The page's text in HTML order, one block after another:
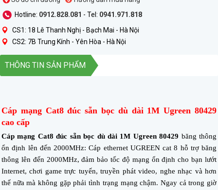
Hotline: 0912.828.081 - Tel: 0941.971.818
CS1: 18 Lê Thanh Nghị - Bạch Mai - Hà Nội
CS2: 7B Trung Kính - Yên Hòa - Hà Nội
THÔNG TIN SẢN PHẨM
Cáp mạng Cat8 đúc sẵn bọc dù dài 1M Ugreen 80429
cao cấp
Cáp mạng Cat8 đúc sẵn bọc dù dài 1M Ugreen 80429 băng thông
ổn định lên đến 2000MHz: Cáp ethernet UGREEN cat 8 hỗ trợ băng
thông lên đến 2000MHz, đảm bảo tốc độ mạng ổn định cho bạn lướt
Internet, chơi game trực tuyến, truyền phát video, nghe nhạc và hơn
thế nữa mà không gặp phải tình trạng mạng chậm. Ngay cả trong giờ